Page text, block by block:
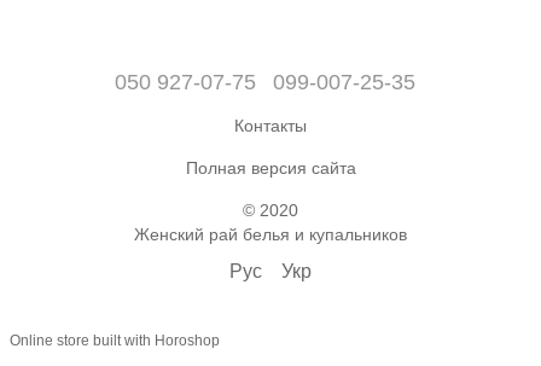
050 927-07-75 099-007-25-35
Контакты
Полная версия сайта
© 2020
Женский рай белья и купальников
Рус Укр
Online store built with Horoshop